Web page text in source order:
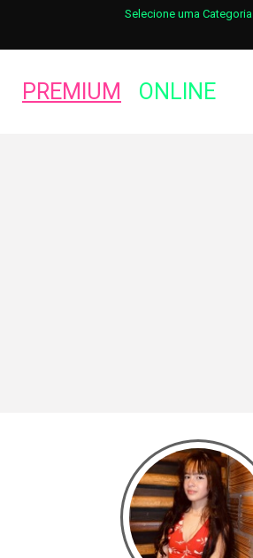
Selecione uma Categoria
PREMIUM ONLINE